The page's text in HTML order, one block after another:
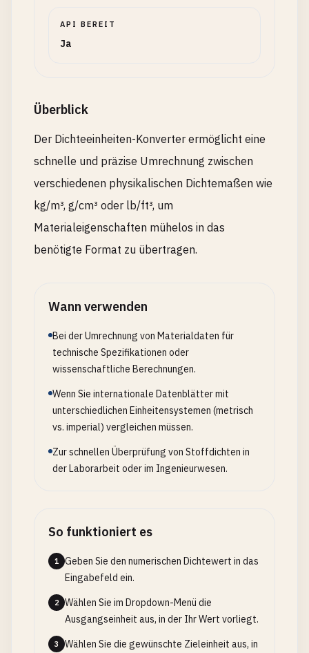
API BEREIT
Ja
Überblick
Der Dichteeinheiten-Konverter ermöglicht eine
schnelle und präzise Umrechnung zwischen
verschiedenen physikalischen Dichtemaßen wie
kg/m³, g/cm³ oder lb/ft³, um
Materialeigenschaften mühelos in das
benötigte Format zu übertragen.
Wann verwenden
Bei der Umrechnung von Materialdaten für
technische Spezifikationen oder
wissenschaftliche Berechnungen.
Wenn Sie internationale Datenblätter mit
unterschiedlichen Einheitensystemen (metrisch
vs. imperial) vergleichen müssen.
Zur schnellen Überprüfung von Stoffdichten in
der Laborarbeit oder im Ingenieurwesen.
So funktioniert es
1
Geben Sie den numerischen Dichtewert in das
Eingabefeld ein.
2
Wählen Sie im Dropdown-Menü die
Ausgangseinheit aus, in der Ihr Wert vorliegt.
3
Wählen Sie die gewünschte Zieleinheit aus, in